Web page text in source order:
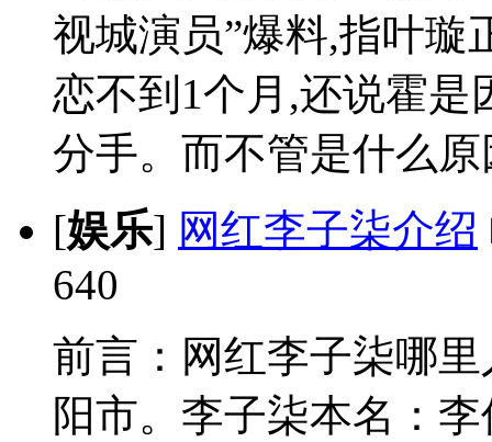
视城演员”爆料,指叶璇
恋不到1个月,还说霍是
分手。而不管是什么
[娱乐] 网红李子柒介绍
640
前言：网红李子柒哪
阳市。李子柒本名：